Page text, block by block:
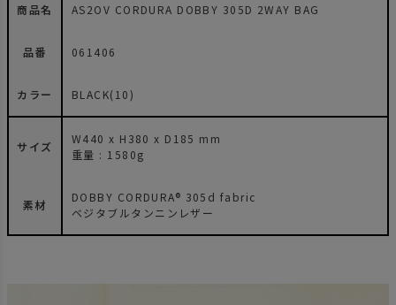
商品名 AS2OV CORDURA DOBBY 305D 2WAY BAG
品番 061406
カラー BLACK(10)
サイズ
W440 x H380 x D185 mm
重量 : 1580g
素材
DOBBY CORDURA® 305d fabric
ベジタブルタンニンレザー